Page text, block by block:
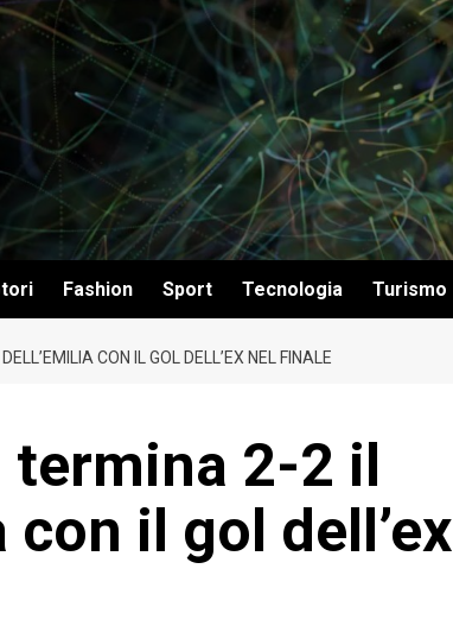
Fashion Sport Tecnologia Turismo
CON IL GOL DELL’EX NEL FINALE
termina 2-2 il
con il gol dell’ex